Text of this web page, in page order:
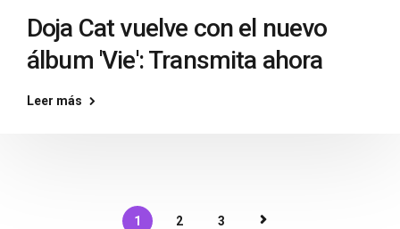
Doja Cat vuelve con el nuevo
álbum 'Vie': Transmita ahora
Leer más
1 2 3